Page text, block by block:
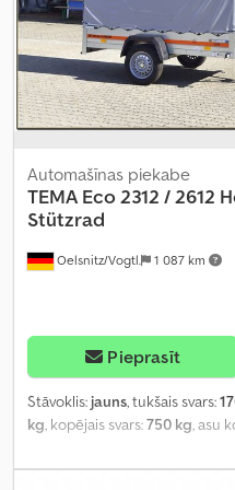
Oelsnitz/Vogtl. 1 087 km
Automašīnas piekabe
TEMA Eco 2312 / 2612
Stützrad
Pieprasīt
Stāvoklis: jauns, tukšais svars:
kg, kopējais svars:750 kg, asu
,
iekraušanas telpas augstums:1